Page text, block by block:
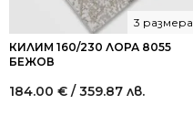
КИЛИМ 160/230 ЛОРА 8055
БЕЖОВ
3 размера
184.00 € / 359.87 лв.